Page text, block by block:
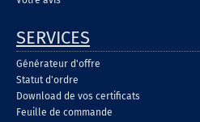
SERVICES
Générateur d'offre
Statut d'ordre
Download de vos certificats
Feuille de commande